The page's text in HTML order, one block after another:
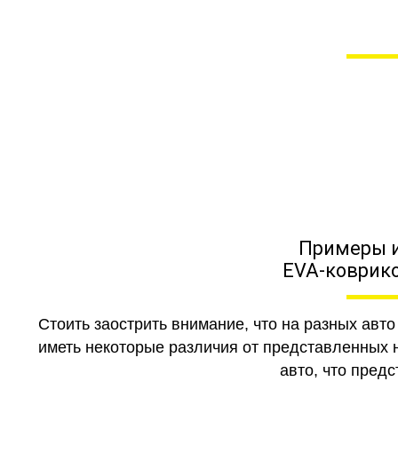
Примеры
EVA-
Стоить заострить внимание, что на разных
иметь некоторые различия от
авто, что